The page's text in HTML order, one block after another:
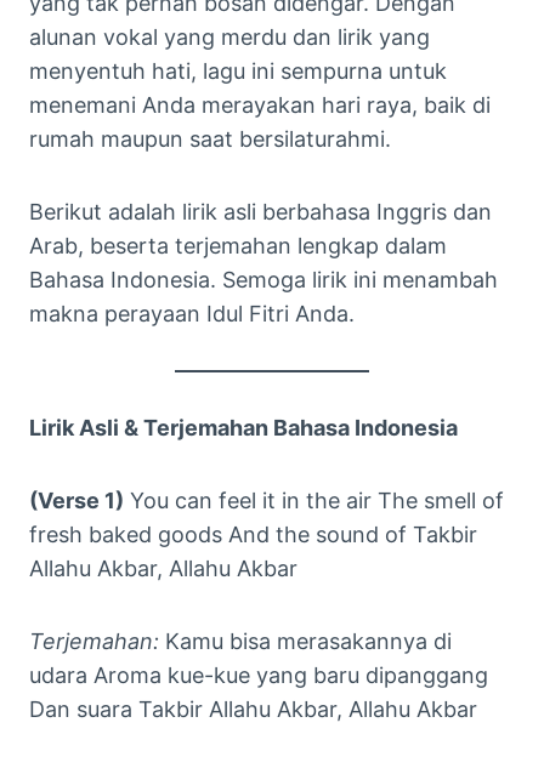
alunan vokal yang merdu dan lirik yang
menyentuh hati, lagu ini sempurna untuk
menemani Anda merayakan hari raya, baik di
rumah maupun saat bersilaturahmi.
Berikut adalah lirik asli berbahasa Inggris dan
Arab, beserta terjemahan lengkap dalam
Bahasa Indonesia. Semoga lirik ini menambah
makna perayaan Idul Fitri Anda.
Lirik Asli & Terjemahan Bahasa Indonesia
(Verse 1) You can feel it in the air The smell of
fresh baked goods And the sound of Takbir
Allahu Akbar, Allahu Akbar
Terjemahan: Kamu bisa merasakannya di
udara Aroma kue-kue yang baru dipanggang
Dan suara Takbir Allahu Akbar, Allahu Akbar